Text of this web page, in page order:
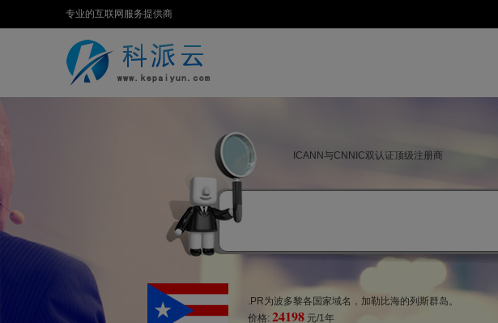
专业的互联网服务提供商
ICANN与CNNIC双认证顶级注册商
.PR为波多黎各国家域名，加勒比海的列斯群岛。
价格: 24198 元/1年